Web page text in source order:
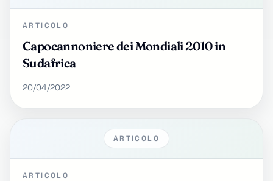
ARTICOLO
Capocannoniere dei Mondiali 2010 in
Sudafrica
20/04/2022
ARTICOLO
ARTICOLO